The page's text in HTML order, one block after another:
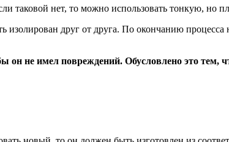
таковой нет, то можно использовать тонкую, но
изолирован друг от друга. По окончанию
не имел повреждений. Обусловлено это тем,